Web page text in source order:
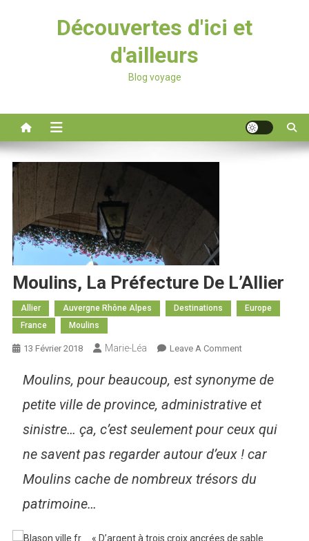
Découvertes d'ici et
d'ailleurs
Blog voyage
Moulins, La Préfecture De L’Allier
Allier Auvergne Rhône Alpes Destinations
Europe
France
Moulins
13 Février 2018 Marie-Léa Leave A CommentOn
La
De
L’Allier
Moulins, pour beaucoup, est synonyme de
petite ville de province, administrative et
sinistre… ça, c’est seulement pour ceux qui
ne savent pas regarder autour d’eux ! car
Moulins cache de nombreux trésors du
patrimoine…
« D’argent à trois croix ancrées de sable